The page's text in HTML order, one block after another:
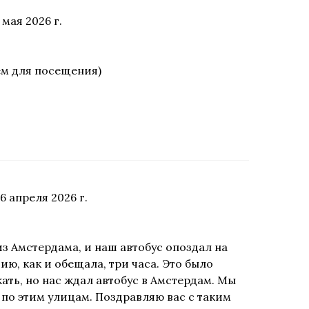
мая 2026 г.
для посещения)
апреля 2026 г.
Амстердама, и наш автобус опоздал на
как и обещала, три часа. Это было
но нас ждал автобус в Амстердам. Мы
этим улицам. Поздравляю вас с таким